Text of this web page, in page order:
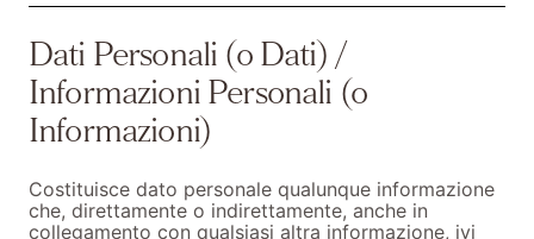
Dati Personali (o Dati) /
Informazioni Personali (o
Informazioni)
Costituisce dato personale qualunque informazione
che, direttamente o indirettamente, anche in
collegamento con qualsiasi altra informazione, ivi